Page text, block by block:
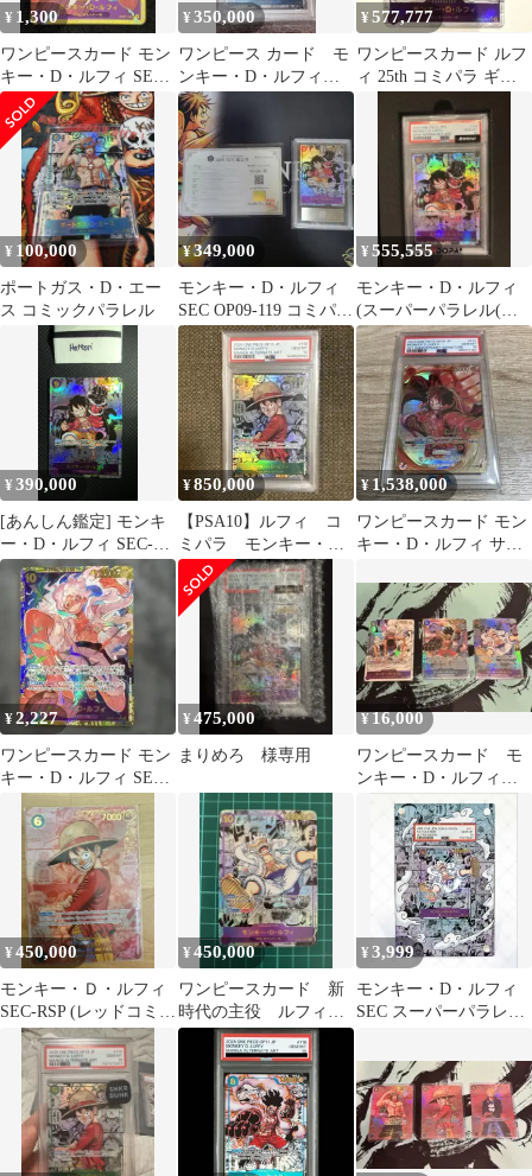
¥ 1,300
ワンピースカード モン
キー・D・ルフィ SEC
OP05-119②
¥350,000
ワンピース カード モ
ンキー・D・ルフィ
#118 GEM MT 10 コミ
パラ
¥577,777
ワンピースカード ルフ
ィ 25th コミパラ ギア2
EB02-061
¥ 100,000
ポートガス・D・エー
ス コミックパラレル
¥349,000
モンキー・D・ルフィ
SEC OP09-119 コミパラ
ARS10
¥555,555
モンキー・D・ルフィ
(スーパーパラレル(コ
ミパラ)) OP09-119
¥390,000
[あんしん鑑定] モンキ
ー・D・ルフィ SEC-SP
(コミパラ)
¥850,000
【PSA10】ルフィ コ
ミパラ モンキー・
D・ルフィ #118
¥ 1,538,000
ワンピースカード モン
キー・D・ルフィ サイ
¥2,227
ワンピースカード モン
キー・D・ルフィ SEC
パラレル
¥475,000
まりめろ 様専用
¥16,000
ワンピースカード モ
ンキー・D・ルフィ
コミパラ 3枚セット
観賞用
¥450,000
モンキー・Ｄ・ルフィ
SEC-RSP (レッドコミパ
ラ) [OP13-118]
¥450,000
ワンピースカード 新
時代の主役 ルフィ
ニカ コミパラ 最安
¥3,999
モンキー・D・ルフィ
SEC スーパーパラレル
ム